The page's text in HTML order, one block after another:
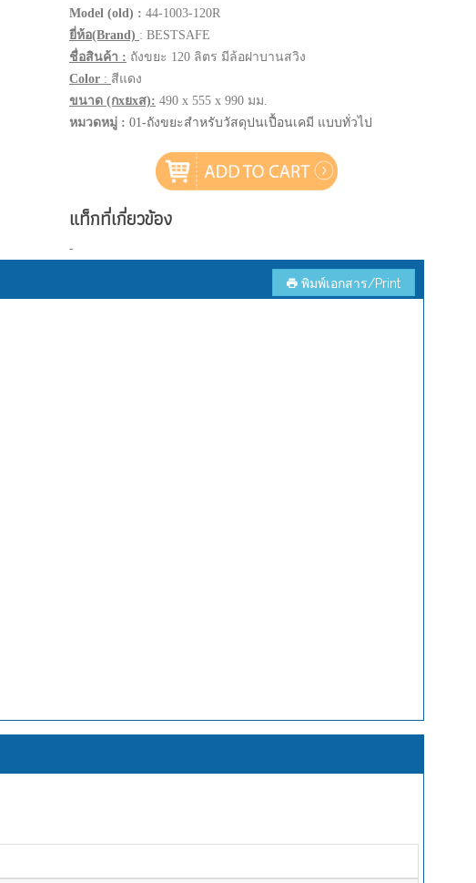
Model (old) : 44-1003-120R
ยี่ห้อ(Brand) : BESTSAFE
ชื่อสินค้า : ถังขยะ 120 ลิตร มีล้อฝาบานสวิง
Color : สีแดง
ขนาด (กxยxส): 490 x 555 x 990 มม.
หมวดหมู่ : 01-ถังขยะสำหรับวัสดุปนเปื้อนเคมี แบบทั่วไป
แท็กที่เกี่ยวข้อง
-
พิมพ์เอกสาร/Print